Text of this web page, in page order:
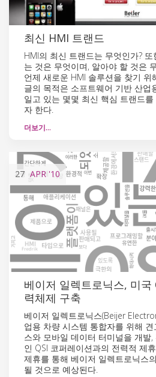
최신 HMI 트랜드
HMI의 최신 트랜드는 무엇인가?
는 것은 무엇이며, 알아야 할 것은
언제 새로운 HMI 솔루션을 찾기 위
글의 목적은 소프트웨어 기반 산업
일고 있는 몇몇 최신 핵심 트랜드
자 한다.
더보기…
27 APR '10
베이저 일렉트로닉스, 미국
력체제 구축
베이저 일렉트로닉스(Beijer
업용 차량 시스템 통합자를 위해
스와 모바일 데이터 터미널을 개발
인 QSI 코퍼레이션과의 전력적 제
제휴를 통해 베이저 일렉트로닉스
될 것으로 예상된다.